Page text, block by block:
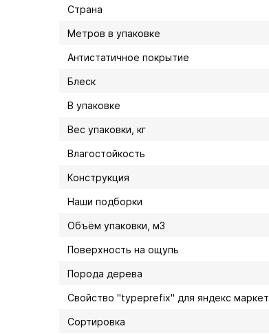
Страна
Метров в упаковке
Антистатичное покрытие
Блеск
В упаковке
Вес упаковки, кг
Влагостойкость
Конструкция
Наши подборки
Объём упаковки, м3
Поверхность на ощупь
Порода дерева
Свойство "typeprefix" для яндекс маркет
Сортировка